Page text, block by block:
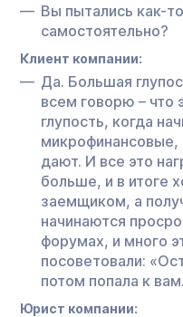
Вы пытались как-
самостоятельно?
Клиент компании:
Да. Большая
всем говорю – что
глупость, когда
микрофинансовые,
дают. И все это
больше, и в итоге
заемщиком, а
начинаются
форумах, и много
посоветовали:
потом попала к вам.
Юрист компании: